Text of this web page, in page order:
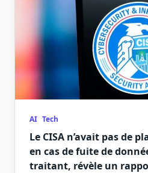
AI Tech
Le CISA n’avait pas de
en cas de fuite de
traitant, révèle un